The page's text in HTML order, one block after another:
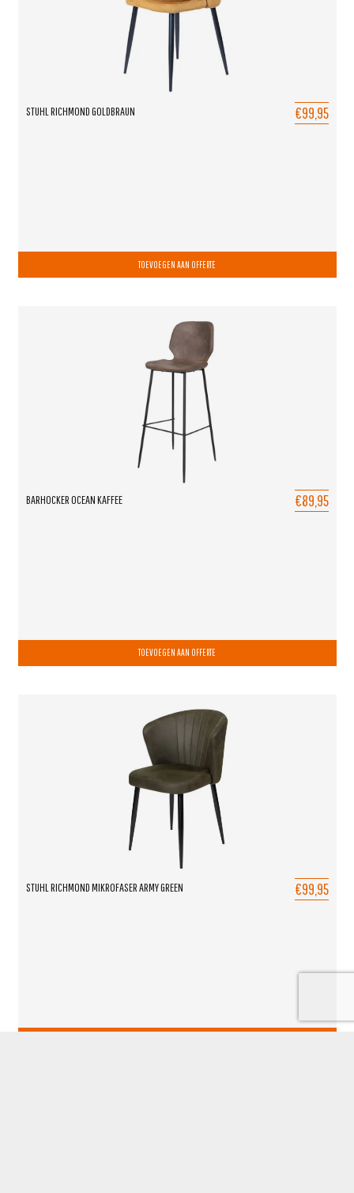
STUHL RICHMOND GOLDBRAUN €99,95
TOEVOEGEN AAN OFFERTE
BARHOCKER OCEAN KAFFEE €89,95
TOEVOEGEN AAN OFFERTE
STUHL RICHMOND MIKROFASER ARMY GREEN €99,95